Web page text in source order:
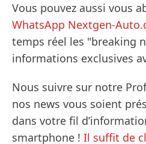
Vous pouvez aussi vous
WhatsApp Nextgen-
temps réel les "breaking
informations exclusives
Nous suivre sur notre
nos news vous soient
dans votre fil
smartphone ! Il suffit de